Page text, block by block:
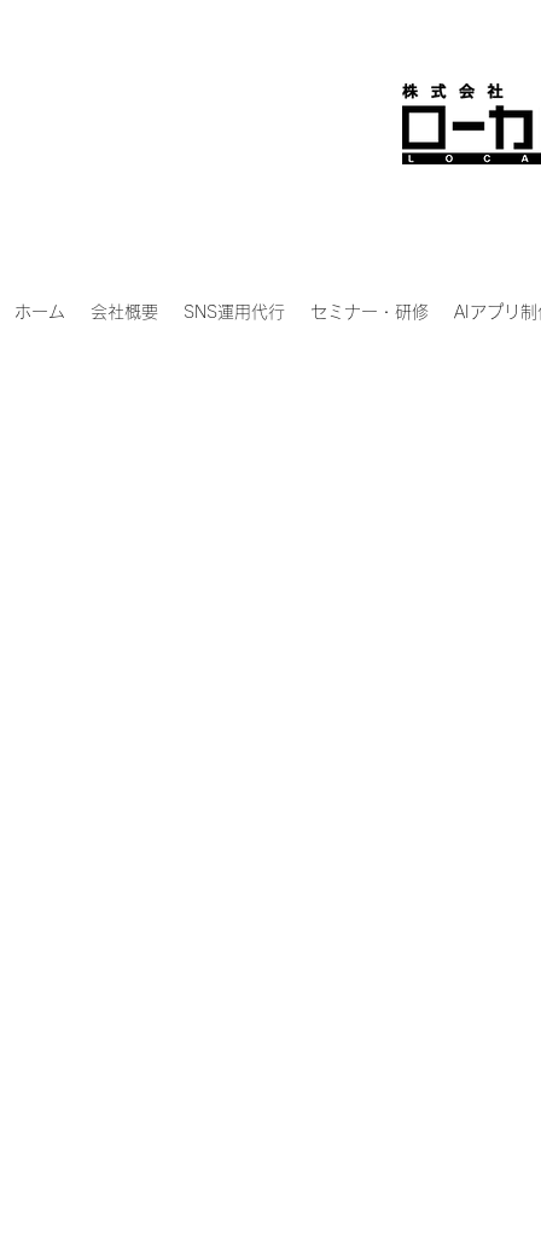
ホーム 会社概要 SNS運用代行 セミナー・研修 AIアプリ制